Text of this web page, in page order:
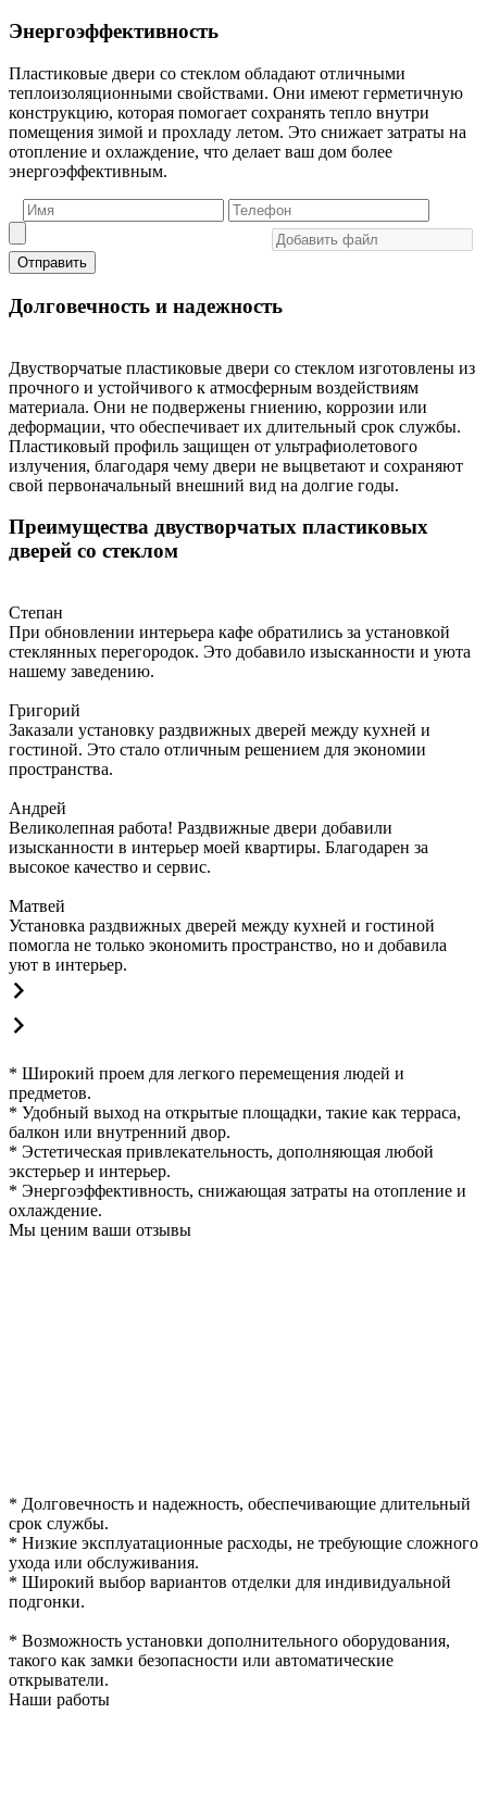
Энергоэффективность
Пластиковые двери со стеклом обладают отличными
теплоизоляционными свойствами. Они имеют герметичную
конструкцию, которая помогает сохранять тепло внутри
помещения зимой и прохладу летом. Это снижает затраты на
отопление и охлаждение, что делает ваш дом более
энергоэффективным.
Отправить
Долговечность и надежность
Двустворчатые пластиковые двери со стеклом изготовлены из
прочного и устойчивого к атмосферным воздействиям
материала. Они не подвержены гниению, коррозии или
деформации, что обеспечивает их длительный срок службы.
Пластиковый профиль защищен от ультрафиолетового
излучения, благодаря чему двери не выцветают и сохраняют
свой первоначальный внешний вид на долгие годы.
Преимущества двустворчатых пластиковых
дверей со стеклом
Степан
При обновлении интерьера кафе обратились за установкой
стеклянных перегородок. Это добавило изысканности и уюта
нашему заведению.
Григорий
Заказали установку раздвижных дверей между кухней и
гостиной. Это стало отличным решением для экономии
пространства.
Андрей
Великолепная работа! Раздвижные двери добавили
изысканности в интерьер моей квартиры. Благодарен за
высокое качество и сервис.
Матвей
Установка раздвижных дверей между кухней и гостиной
помогла не только экономить пространство, но и добавила
уют в интерьер.
* Широкий проем для легкого перемещения людей и
предметов.
* Удобный выход на открытые площадки, такие как терраса,
балкон или внутренний двор.
* Эстетическая привлекательность, дополняющая любой
экстерьер и интерьер.
* Энергоэффективность, снижающая затраты на отопление и
охлаждение.
Мы ценим ваши отзывы
* Долговечность и надежность, обеспечивающие длительный
срок службы.
* Низкие эксплуатационные расходы, не требующие сложного
ухода или обслуживания.
* Широкий выбор вариантов отделки для индивидуальной
подгонки.
* Возможность установки дополнительного оборудования,
такого как замки безопасности или автоматические
открыватели.
Наши работы